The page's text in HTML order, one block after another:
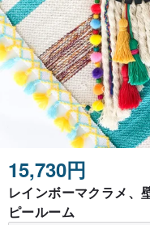
15,730円
レインボーマクラメ、
ピールーム